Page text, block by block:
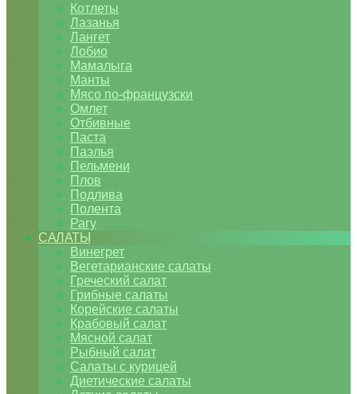
Котлеты
Лазанья
Лангет
Лобио
Мамалыга
Манты
Мясо по-французски
Омлет
Отбивные
Паста
Паэлья
Пельмени
Плов
Подлива
Полента
Рагу
САЛАТЫ
Винегрет
Вегетарианские салаты
Греческий салат
Грибные салаты
Корейские салаты
Крабовый салат
Мясной салат
Рыбный салат
Салаты с курицей
Диетические салаты